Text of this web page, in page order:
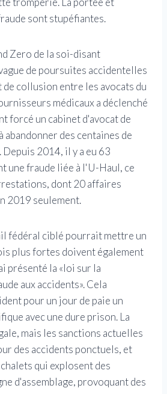
sont stupéfiantes.
Zero de la soi-disant
de poursuites accidentelles
de collusion entre les avocats du
médicaux a déclenché
forcé un cabinet d'avocat de
abandonner des centaines de
Depuis 2014, il y a eu 63
une fraude liée à l'U-Haul, ce
dont 20 affaires
2019 seulement.
fédéral ciblé pourrait mettre un
plus fortes doivent également
présenté la «loi sur la
aux accidents». Cela
pour un jour de paie un
avec une dure prison. La
mais les sanctions actuelles
des accidents ponctuels, et
qui explosent des
d'assemblage, provoquant des